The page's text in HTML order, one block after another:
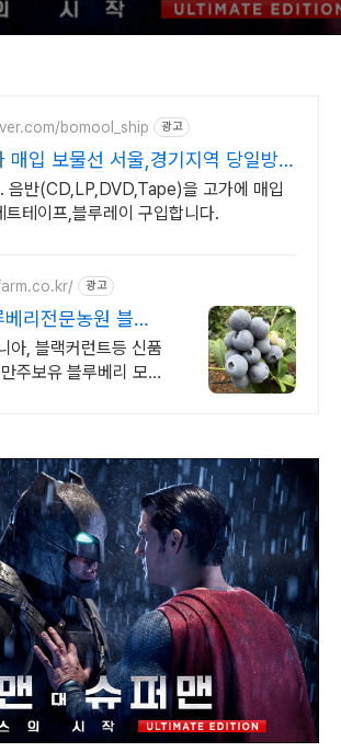
bomool_ship 광고
매입 보물선 서울,경기지역 당일방문
테이프,블루레이 구입합니다.
광고
리전문농원 블루
영양제
아, 블랙커런트등 신품
주보유 블루베리 모든